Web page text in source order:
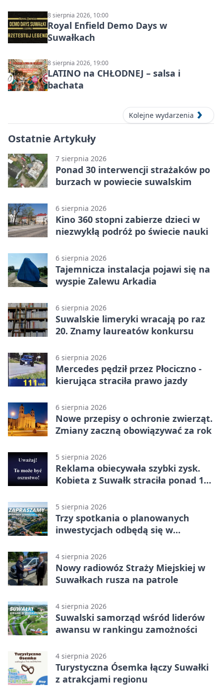
DZŪKIJOS – jednodienė kelionė
8 sierpnia 2026, 10:00
Royal Enfield Demo Days w
Suwałkach
8 sierpnia 2026, 19:00
LATINO na CHŁODNEJ – salsa i
bachata
Kolejne wydarzenia
Ostatnie Artykuły
7 sierpnia 2026
Ponad 30 interwencji strażaków po
burzach w powiecie suwalskim
6 sierpnia 2026
Kino 360 stopni zabierze dzieci w
niezwykłą podróż po świecie nauki
6 sierpnia 2026
Tajemnicza instalacja pojawi się na
wyspie Zalewu Arkadia
6 sierpnia 2026
Suwalskie limeryki wracają po raz
20. Znamy laureatów konkursu
6 sierpnia 2026
Mercedes pędził przez Płociczno -
kierująca straciła prawo jazdy
6 sierpnia 2026
Nowe przepisy o ochronie zwierząt.
Zmiany zaczną obowiązywać za rok
5 sierpnia 2026
Reklama obiecywała szybki zysk.
Kobieta z Suwałk straciła ponad 190
5 sierpnia 2026
Trzy spotkania o planowanych
inwestycjach odbędą się w
4 sierpnia 2026
Nowy radiowóz Straży Miejskiej w
Suwałkach rusza na patrole
4 sierpnia 2026
Suwalski samorząd wśród liderów
awansu w rankingu zamożności
4 sierpnia 2026
Turystyczna Ósemka łączy Suwałki
z atrakcjami regionu